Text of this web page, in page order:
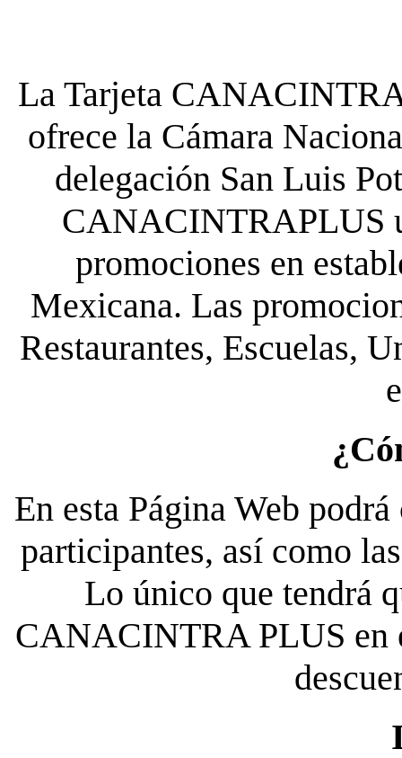
La Tarjeta
ofrece la Cámara
delegación San Luis
CANACINTRAPLUS
promociones en
Mexicana. Las
Restaurantes, Escuelas,
En esta Página Web
participantes, así como
Lo único que tendrá
CANACINTRA PLUS en